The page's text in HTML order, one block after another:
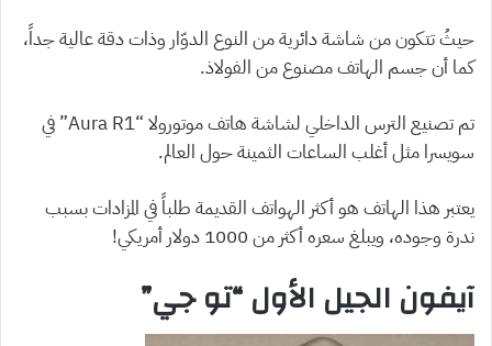
حيثُ تتكون من شاشة دائرية من النوع الدوّار وذات دقة عالية جداً،
كما أن جسم الهاتف مصنوع من الفولاذ.
تم تصنيع الترس الداخلي لشاشة هاتف موتورولا “Aura R1” في
سويسرا مثل أغلب الساعات الثمينة حول العالم.
يعتبر هذا الهاتف هو أكثر الهواتف القديمة طلباً في المزادات بسبب
ندرة وجوده، ويبلغ سعره أكثر من 1000 دولار أمريكي!
آيفون الجيل الأول “تو جي”